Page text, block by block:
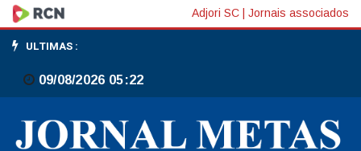
Saúde
passa
por
treinamento
Adjori SC Jornais associados
ULTIMAS :
09/08/2026 05:22